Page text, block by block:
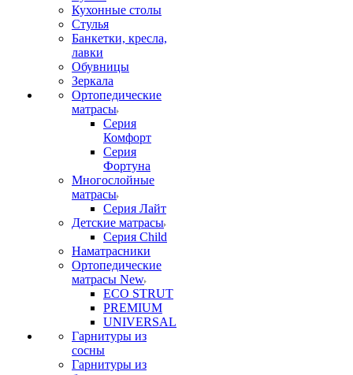
Кухонные столы
Стулья
Банкетки, кресла,
лавки
Обувницы
Зеркала
Ортопедические
матрасы
Серия
Комфорт
Серия
Фортуна
Многослойные
матрасы
Серия Лайт
Детские матрасы
Серия Child
Наматрасники
Ортопедические
матрасы New
ECO STRUT
PREMIUM
UNIVERSAL
Гарнитуры из
сосны
Гарнитуры из